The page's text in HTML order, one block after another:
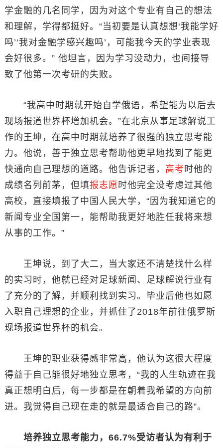
学金融的几名同学，因为对这个专业有自己的想法
和理解，学得都挺好。“当初要是认真想想‘我能学好
吗’‘我对金融学感兴趣吗’，可能我今天的学业表现
会好很多。” 他坦言，因为学习没动力，也间接导
致了他第一次考研的失败。
“我高中时期就开始自学俄语，希望能为以后去
现场报道世界杯增加机会。”在北京从事足球解说工
作的王坤，在高中时期就培养了很强的独立思考能
力。他说，善于独立思考帮助他更早地找到了能更
快通向自己理想的道路。他告诉记者， 高考 时他的
成绩名列前茅，但填报志愿 时他完全没考虑过其他
高校，直接填报了中国人民大学，“因为我知道它的
新闻专业全国第一，能帮助我更好地胜任我将来想
从事的工作。”
王坤说，到了大二，当大家还不清楚找什么样
的实习时，他就已经对足球新闻、足球解说行业有
了充分的了解，并顺利找到实习。毕业后他也如愿
入职自己理想的企业，并抓住了2018年前往俄罗斯
现场报道世界杯的机会。
王坤的职业获得感非常高，他认为这很大程度
得益于自己能很好地独立思考，“我的人生轨迹在我
真正想明白后，每一步都是在朝着我希望的方向前
进。我觉得自己现在走的就是最适合自己的路”。
培养独立思考能力，66.7%受访者认为有利于